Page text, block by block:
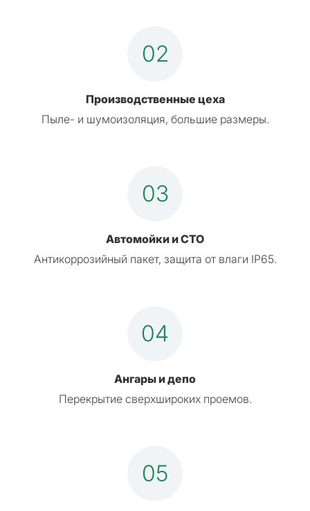
02
Производственные цеха
Пыле- и шумоизоляция, большие размеры.
03
Автомойки и СТО
Антикоррозийный пакет, защита от влаги IP65.
04
Ангары и депо
Перекрытие сверхшироких проемов.
05